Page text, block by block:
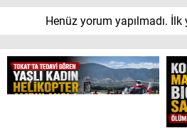
Henüz yorum yapılmadı. İlk